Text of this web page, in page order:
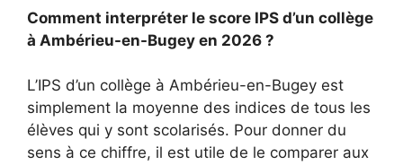
Comment interpréter le score IPS d’un collège
à Ambérieu-en-Bugey en 2026 ?
L’IPS d’un collège à Ambérieu-en-Bugey est
simplement la moyenne des indices de tous les
élèves qui y sont scolarisés. Pour donner du
sens à ce chiffre, il est utile de le comparer aux